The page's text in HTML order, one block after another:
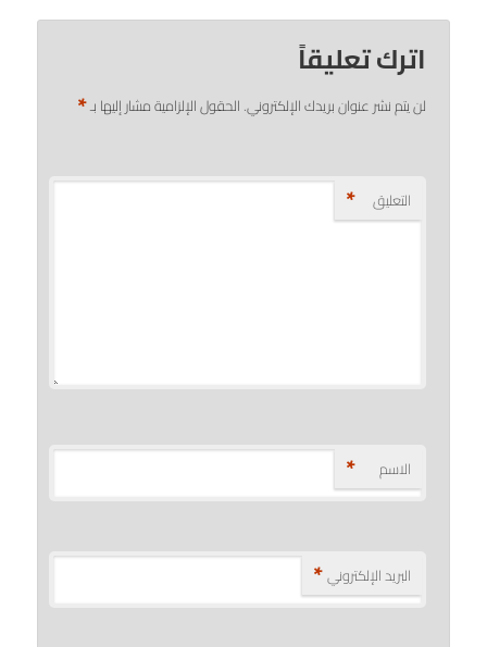
اترك تعليقاً
لن يتم نشر عنوان بريدك الإلكتروني. الحقول الإلزامية مشار إليها بـ*
التعليق *
الاسم *
البريد الإلكتروني*